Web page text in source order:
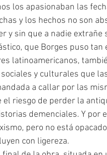
los apasionaban las
y los hechos no son
y sin que a nadie
latinoamericanos,
y culturales que
a callar por las
el riesgo de perder la
demenciales. Y por
pero no está
con ligereza.